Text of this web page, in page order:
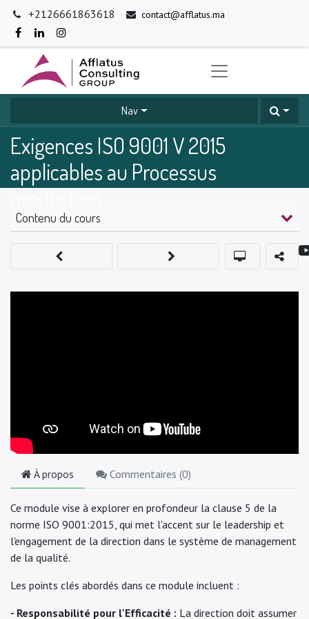
+2126661863618 contact@afflatus.ma
Nav
Exigences ISO 9001 V 2015
applicables au Processus
Contenu du cours
À propos Commentaires (0)
Ce module vise à explorer en profondeur la clause 5 de la
norme ISO 9001:2015, qui met l'accent sur le leadership et
l'engagement de la direction dans le système de management
de la qualité.
Les points clés abordés dans ce module incluent :
- Responsabilité pour l'Efficacité : La direction doit assumer